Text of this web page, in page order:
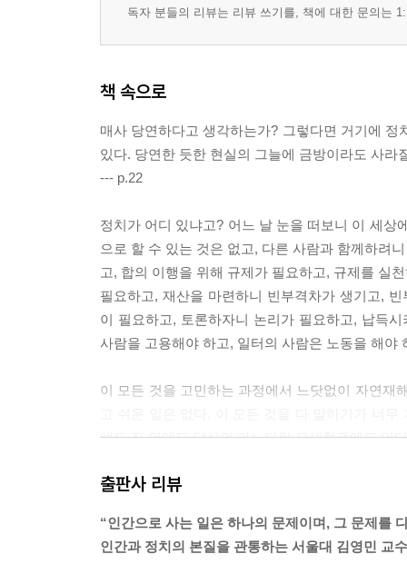
독자 분들의 리뷰는 리뷰 쓰기를, 책에 대한 문의는
책 속으로
매사 당연하다고 생각하는가? 그렇다면 거기에
있다. 당연한 듯한 현실의 그늘에 금방이라도 사
--- p.22
정치가 어디 있냐고? 어느 날 눈을 떠보니 이 세상
으로 할 수 있는 것은 없고, 다른 사람과 함께하려
고, 합의 이행을 위해 규제가 필요하고, 규제를 실
필요하고, 재산을 마련하니 빈부격차가 생기고,
이 필요하고, 토론하자니 논리가 필요하고, 납득
사람을 고용해야 하고, 일터의 사람은 노동을 해
이 모든 것을 고민하는 과정에서 느닷없이 자연재
에도 집 안에도 당신의 가느다란 모세혈관에도 있
자신의 생존과 안위만을 위해 동분서주하던 인
한 것이다. 국가권력을 창출하고자 투표장에 간
출판사 리뷰
“인간으로 사는 일은 하나의 문제이며, 그 문제를
인간과 정치의 본질을 관통하는 서울대 김영민 교